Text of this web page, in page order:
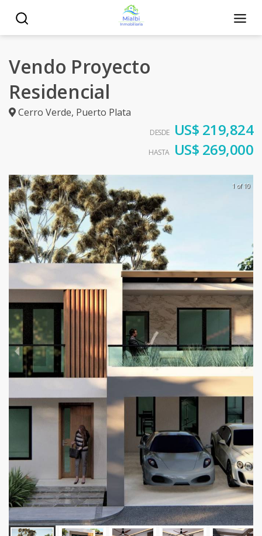
Vendo Proyecto
Residencial
Cerro Verde, Puerto Plata
DESDE US$ 219,824
HASTA US$ 269,000
1 of 10